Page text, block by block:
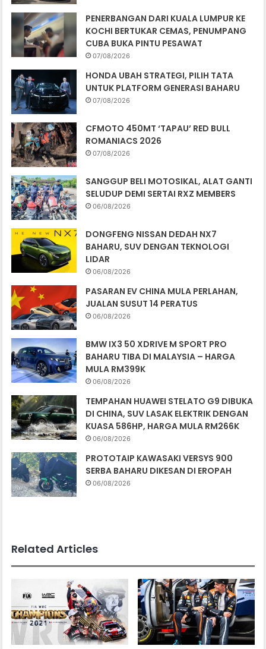
PENERBANGAN DARI KUALA LUMPUR KE
KOCHI BERTUKAR CEMAS, PENUMPANG
CUBA BUKA PINTU PESAWAT
07/08/2026
HONDA UBAH STRATEGI, PILIH TATA
UNTUK PLATFORM GENERASI BAHARU
07/08/2026
CFMOTO 450MT ‘TAPAU’ RED BULL
ROMANIACS 2026
07/08/2026
SANGGUP BELI MOTOSIKAL, ALAT GANTI
SELUDUP DEMI SERTAI RXZ MEMBERS
06/08/2026
DONGFENG NISSAN DEDAH NX7
BAHARU, SUV DENGAN TEKNOLOGI
LIDAR
06/08/2026
PASARAN EV CHINA MULA PERLAHAN,
JUALAN SUSUT 14 PERATUS
06/08/2026
BMW IX3 50 XDRIVE M SPORT PRO
BAHARU TIBA DI MALAYSIA – HARGA
MULA RM399K
06/08/2026
TEMPAHAN HUAWEI STELATO G9 DIBUKA
DI CHINA, SUV LASAK ELEKTRIK DENGAN
KUASA 586HP, HARGA MULA RM266K
06/08/2026
PROTOTAIP KAWASAKI VERSYS 900
SERBA BAHARU DIKESAN DI EROPAH
06/08/2026
Related Articles